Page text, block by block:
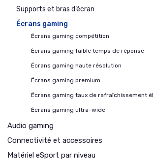
Supports et bras d’écran
Écrans gaming
Écrans gaming compétition
Écrans gaming faible temps de réponse
Écrans gaming haute résolution
Écrans gaming premium
Écrans gaming taux de rafraîchissement
Écrans gaming ultra-wide
Audio gaming
Connectivité et accessoires
Matériel eSport par niveau